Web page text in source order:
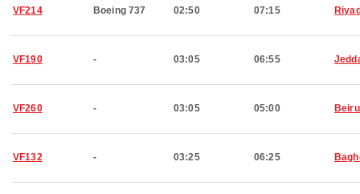
VF214 Boeing 737 02:50 07:15
VF190 - 03:05 06:55
VF260 - 03:05 05:00
VF132 - 03:25 06:25